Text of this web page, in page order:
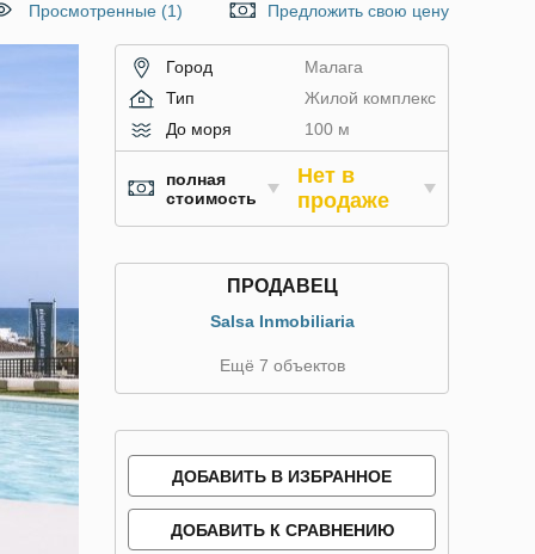
Просмотренные (1) Предложить свою цену
Город
Малага
Тип
Жилой комплекс
До моря
100 м
полная
стоимость
Нет в
продаже
ПРОДАВЕЦ
Salsa Inmobiliaria
Ещё 7 объектов
ДОБАВИТЬ В ИЗБРАННОЕ
ДОБАВИТЬ К СРАВНЕНИЮ